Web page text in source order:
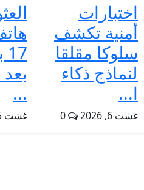
اختبارات
أمنية تكشف
سلوكا مقلقا
لنماذج ذكاء
ا...
غشت 6, 2026
...
غشت 5, 2026